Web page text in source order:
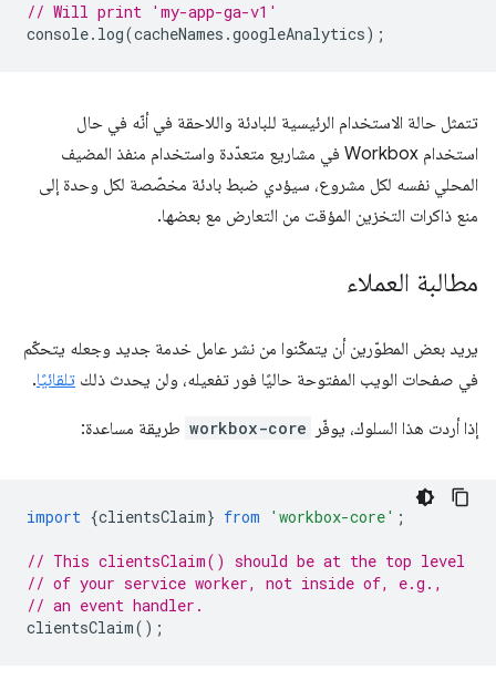
// Will print 'my-app-ga-v1'
console. log(cacheNames .googleAnalytics);
تتمثل حالة الاستخدام الرئيسية للبادئة واللاحقة في أنّه في حال
استخدام Workbox في مشاريع متعدّدة واستخدام منفذ المضيف
المحلي نفسه لكل مشروع، سيؤدي ضبط بادئة مخصّصة لكل وحدة إلى
منع ذاكرات التخزين المؤقت من التعارض مع بعضها.
مطالبة العملاء
يريد بعض المطوّرين أن يتمكّنوا من نشر عامل خدمة جديد وجعله يتحكّم
في صفحات الويب المفتوحة حاليًا فور تفعيله، ولن يحدث ذلك تلقائيًا.
إذا أردت هذا السلوك، يوفّر workbox-core طريقة مساعدة:
import {clientsClaim} from 'workbox-core' ;
// This clientsClaim() should be at the top level
// of your service worker, not inside of, e.g.,
// an event handler.
clientsClaim();